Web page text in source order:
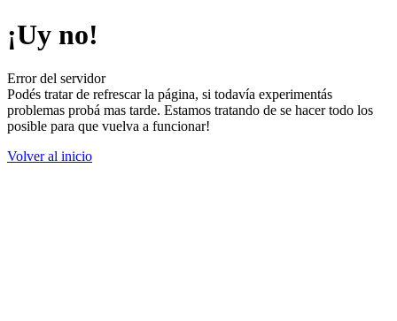
¡Uy no!
Error del servidor
Podés tratar de refrescar la página, si todavía experimentás
problemas probá mas tarde. Estamos tratando de se hacer todo los
posible para que vuelva a funcionar!
Volver al inicio